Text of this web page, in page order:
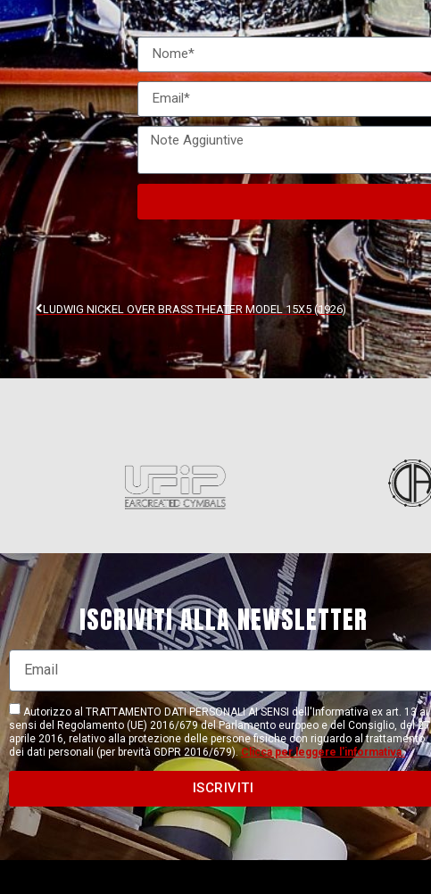
LUDWIG NICKEL OVER BRASS THEATER MODEL 15X5 (1926)
ISCRIVITI ALLA NEWSLETTER
Autorizzo al TRATTAMENTO DATI PERSONALI AI SENSI dell'Informativa ex art. 13 ai
sensi del Regolamento (UE) 2016/679 del Parlamento europeo e del Consiglio, del 27
aprile 2016, relativo alla protezione delle persone fisiche con riguardo al trattamento
dei dati personali (per brevità GDPR 2016/679). Clicca per leggere l'informativa.
ISCRIVITI